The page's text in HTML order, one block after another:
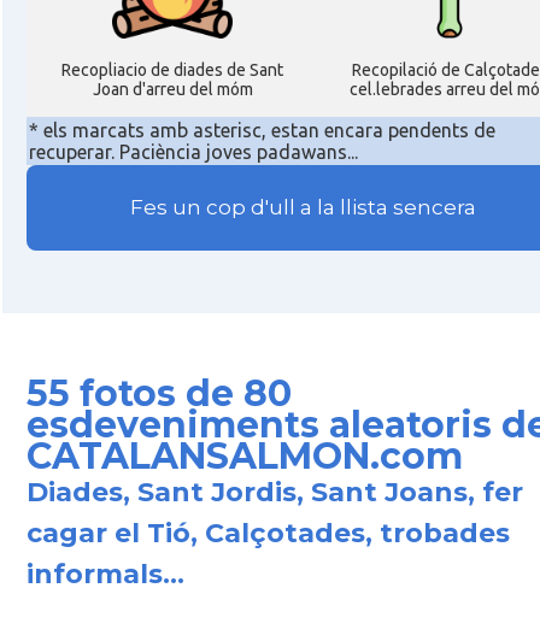
Recopliacio de diades de Sant
Joan d'arreu del móm
Recopilació de
cel.lebrades arreu del
* els marcats amb asterisc, estan encara pendents de
recuperar. Paciència joves padawans...
Fes un cop d'ull a la llista sencera
55 fotos de 80
esdeveniments aleatoris
CATALANSALMON.com
Diades, Sant Jordis, Sant Joans, fer
cagar el Tió, Calçotades, trobades
informals...